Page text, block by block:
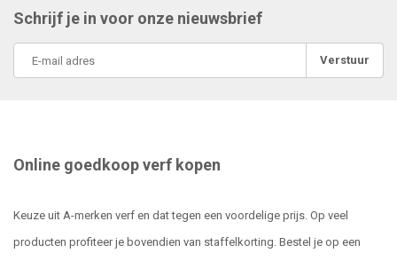
Schrijf je in voor onze nieuwsbrief
Verstuur
Online goedkoop verf kopen
Keuze uit A-merken verf en dat tegen een voordelige prijs. Op veel
producten profiteer je bovendien van staffelkorting. Bestel je op een